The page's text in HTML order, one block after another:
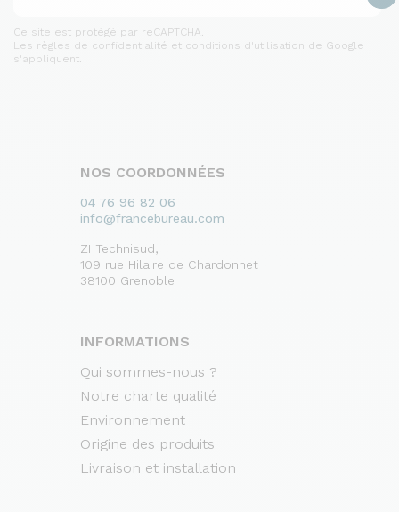
Ce site est protégé par reCAPTCHA.
Les règles de confidentialité et conditions d'utilisation de Google
s'appliquent.
NOS COORDONNÉES
04 76 96 82 06
info@francebureau.com
ZI Technisud,
109 rue Hilaire de Chardonnet
38100 Grenoble
INFORMATIONS
Qui sommes-nous ?
Notre charte qualité
Environnement
Origine des produits
Livraison et installation